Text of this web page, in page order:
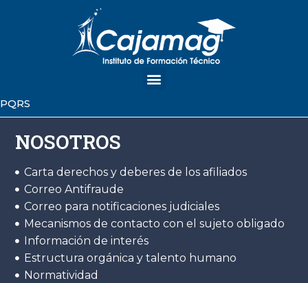
PQRS
NOSOTROS
Carta derechos y deberes de los afiliados
Correo Antifraude
Correo para notificaciones judiciales
Mecanismos de contacto con el sujeto obligado
Información de interés
Estructura orgánica y talento humano
Normatividad